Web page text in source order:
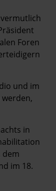
Foren
und im
in
dem
im 18.